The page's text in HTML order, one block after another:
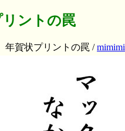
ントの罠
年賀状プリントの罠 /mimimi